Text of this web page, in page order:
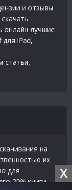
X
и отзывы
онлайн лучшие
iPad,
статьи,
на
их
для
20% книги